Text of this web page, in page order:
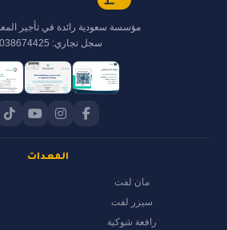
مؤسسة سعودية رائدة في تأجير
سجل تجاري: 7038674425
المعدات
مان لفت
سيزر لفت
رافعة شوكية